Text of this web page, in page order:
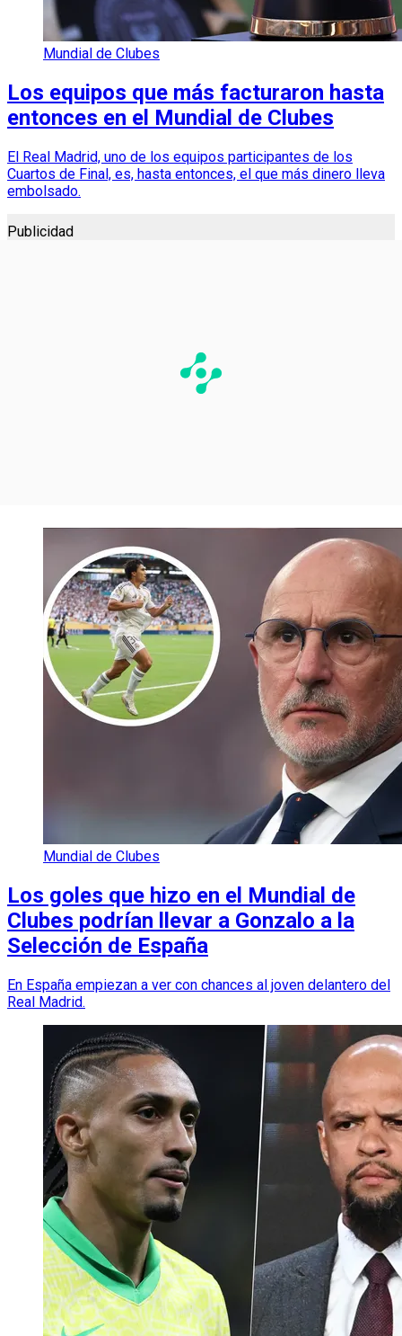
Mundial de Clubes
Los equipos que más facturaron hasta
entonces en el Mundial de Clubes
El Real Madrid, uno de los equipos participantes de los
Cuartos de Final, es, hasta entonces, el que más dinero lleva
embolsado.
Publicidad
Mundial de Clubes
Los goles que hizo en el Mundial de
Clubes podrían llevar a Gonzalo a la
Selección de España
En España empiezan a ver con chances al joven delantero del
Real Madrid.